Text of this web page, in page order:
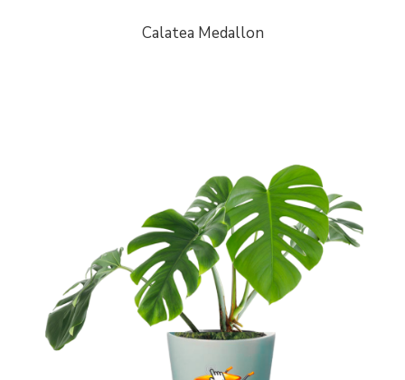
Calatea Medallon